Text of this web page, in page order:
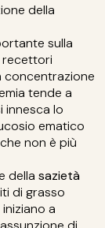
della
sulla
recettori
concentrazione
tende a
innesca lo
ematico
non è più
della sazietà
di grasso
a